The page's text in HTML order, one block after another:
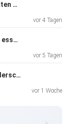
Mein Freund Simon Säbelzahn: Zelten gehen | Eine Gute-Nacht-Geschichte ab 5 Jahren
vor 4 Tagen
Mein Freund Simon Säbelzahn: Eis essen | Eine Gute-Nacht-Geschichte ab 5 Jahren
vor 5 Tagen
Tante Silvias Bilder: Kornelius Bilderschreck | Eine Gute-Nacht-Geschichte ab 5 Jahren / Mundart Oberfranken
vor 1 Woche